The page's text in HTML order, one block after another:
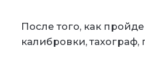
После того, как
калибровки, тахограф,